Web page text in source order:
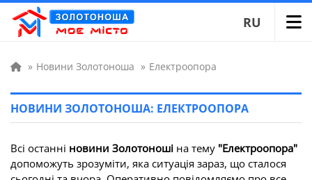
RU
» Новини Золотоноша » Електроопора
НОВИНИ ЗОЛОТОНОША: ЕЛЕКТРООПОРА
Всі останні новини Золотоноші на тему "Електроопора"
допоможуть зрозуміти, яка ситуація зараз, що сталося